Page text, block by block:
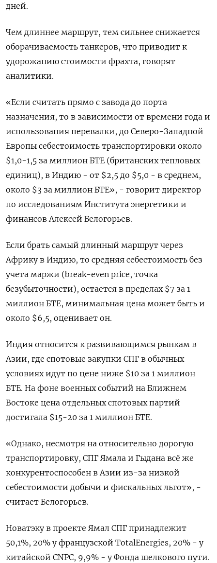
дней.
Чем длиннее маршрут, тем сильнее снижается
оборачиваемость танкеров, что приводит к
удорожанию стоимости ​фрахта, говорят
аналитики.
«Если считать прямо с завода до порта
назначения, то в зависимости от времени года и
использования перевалки, до Северо-Западной
Европы себестоимость транспортировки около
$1,0-1,5 ‌за миллион БТЕ (британских тепловых
единиц), в Индию - от $2,5 до $5,0 - в среднем,
около $3 за миллион БТЕ», - говорит директор
по исследованиям Института энергетики и
финансов Алексей Белогорьев.
Если ​брать самый длинный маршрут через
Африку в Индию, то средняя себестоимость без
учета маржи (break-even price, точка
безубыточности), остается в пределах $7 за 1
миллион БТЕ, минимальная цена может ‌быть и
около $6,5, оценивает он.
Индия относится к развивающимся рынкам в
Азии, где спотовые закупки СПГ в обычных
условиях идут по цене ниже $10 за 1 миллион
БТЕ. На фоне военных событий на Ближнем
Востоке цена отдельных спотовых партий
достигала $15-20 за 1 миллион БТЕ.
«Однако, несмотря ​на относительно дорогую
транспортировку, СПГ Ямала и Гыдана ​всё же
конкурентоспособен в Азии из-за ‌низкой
себестоимости добычи и фискальных льгот», -
считает Белогорьев.
Новатэку в проекте Ямал СПГ принадлежит
50,1%, 20% у французской TotalEnergies, 20% - у
китайской CNPC, 9,9% - у Фонда шелкового ​пути.